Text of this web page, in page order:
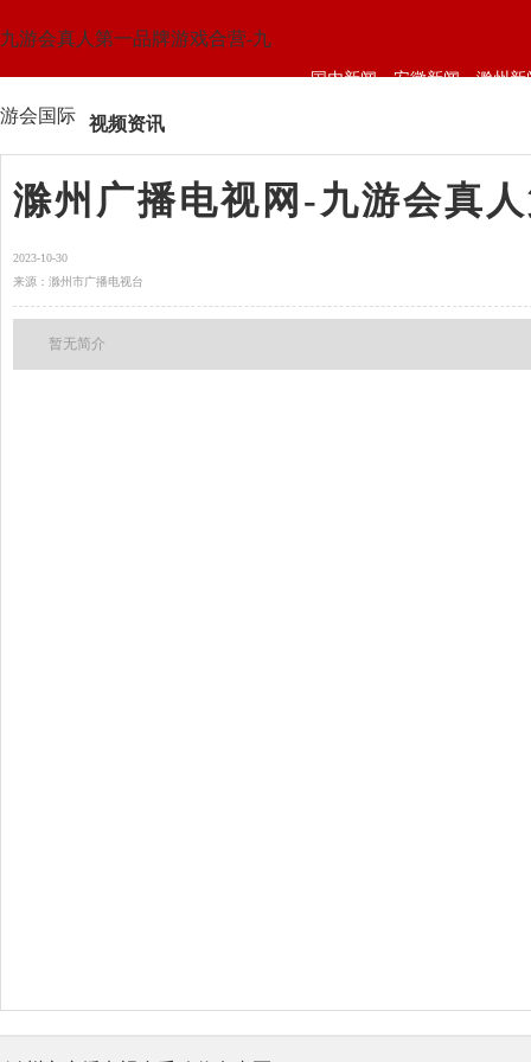
九游会真人第一品牌游戏合营-九
游会国际
国内新闻 安徽新闻 滁州新
视频资讯
滁州广播电视网-九游会真
2023-10-30
来源：滁州市广播电视台
暂无简介